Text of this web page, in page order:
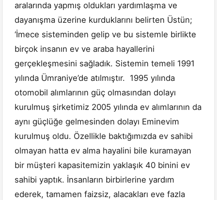
aralarında yapmış oldukları yardımlaşma ve
dayanışma üzerine kurduklarını belirten Üstün;
‘İmece sisteminden gelip ve bu sistemle birlikte
birçok insanın ev ve araba hayallerini
gerçekleşmesini sağladık. Sistemin temeli 1991
yılında Ümraniye’de atılmıştır. 1995 yılında
otomobil alımlarının güç olmasından dolayı
kurulmuş şirketimiz 2005 yılında ev alımlarının da
aynı güçlüğe gelmesinden dolayı Eminevim
kurulmuş oldu. Özellikle baktığımızda ev sahibi
olmayan hatta ev alma hayalini bile kuramayan
bir müşteri kapasitemizin yaklaşık 40 binini ev
sahibi yaptık. İnsanların birbirlerine yardım
ederek, tamamen faizsiz, alacakları eve fazla